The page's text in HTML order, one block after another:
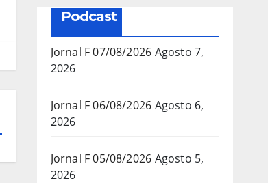
Podcast
Jornal F 07/08/2026 Agosto 7,
2026
Jornal F 06/08/2026 Agosto 6,
2026
Jornal F 05/08/2026 Agosto 5,
2026